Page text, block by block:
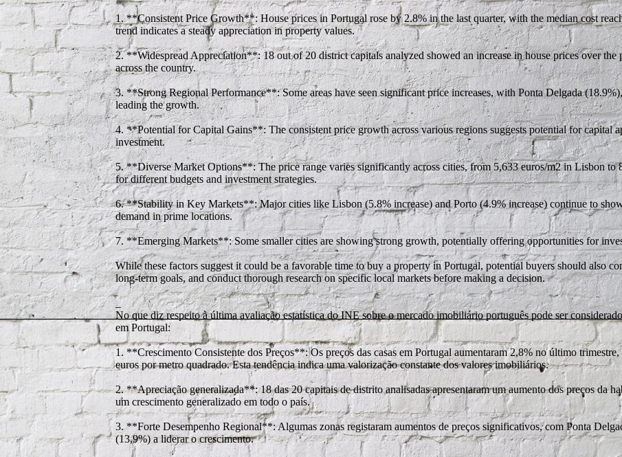
1. **Consistent Price Growth**: House prices in Portugal rose by 2.8% in the last quarter, with the median cost
trend indicates a steady appreciation in property values.
2. **Widespread Appreciation**: 18 out of 20 district capitals analyzed showed an increase in house prices over the
across the country.
3. **Strong Regional Performance**: Some areas have seen significant price increases, with Ponta Delgada
leading the growth.
4. **Potential for Capital Gains**: The consistent price growth across various regions suggests potential for capital
investment.
5. **Diverse Market Options**: The price range varies significantly across cities, from 5,633 euros/m2 in Lisbon to
for different budgets and investment strategies.
6. **Stability in Key Markets**: Major cities like Lisbon (5.8% increase) and Porto (4.9% increase) continue to
demand in prime locations.
7. **Emerging Markets**: Some smaller cities are showing strong growth, potentially offering opportunities for
While these factors suggest it could be a favorable time to buy a property in Portugal, potential buyers should also
long-term goals, and conduct thorough research on specific local markets before making a decision.
_
No que diz respeito à última avaliação estatística do INE sobre o mercado imobiliário português pode ser
em Portugal:
1. **Crescimento Consistente dos Preços**: Os preços das casas em Portugal aumentaram 2,8% no último
euros por metro quadrado. Esta tendência indica uma valorização constante dos valores imobiliários.
2. **Apreciação generalizada**: 18 das 20 capitais de distrito analisadas apresentaram um aumento dos preços da
um crescimento generalizado em todo o país.
3. **Forte Desempenho Regional**: Algumas zonas registaram aumentos de preços significativos, com Ponta
(13,9%) a liderar o crescimento.